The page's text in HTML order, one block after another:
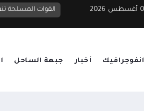
السبت، 08 أغسطس 2026
القوات المسلحة
انفوجرافيك أخبار جبهة الساحل